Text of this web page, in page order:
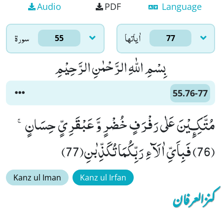
Audio PDF Language
سورۃ 55 اٰياتها 77
بِسْمِ اللّٰهِ الرَّحْمٰنِ الرَّحِیْمِ
55.76-77
مُتَّكِـٕیْنَ عَلٰى رَفْرَفٍ خُضْرٍ وَّ عَبْقَرِیٍّ حِسَانٍۚ
(76) فَبِاَیِّ اٰلَآءِ رَبِّكُمَا تُكَذِّبٰنِ(77)
Kanz ul Iman Kanz ul Irfan
کنزالعرفان